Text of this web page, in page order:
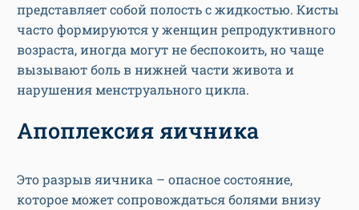
представляет собой полость с жидкостью. Кисты
часто формируются у женщин репродуктивного
возраста, иногда могут не беспокоить, но чаще
вызывают боль в нижней части живота и
нарушения менструального цикла.
Апоплексия яичника
Это разрыв яичника – опасное состояние,
которое может сопровождаться болями внизу